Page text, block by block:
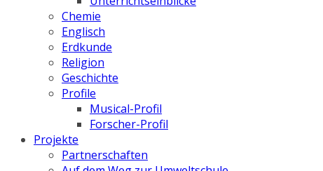
Chemie
Englisch
Erdkunde
Religion
Geschichte
Profile
Musical-Profil
Forscher-Profil
Projekte
Partnerschaften